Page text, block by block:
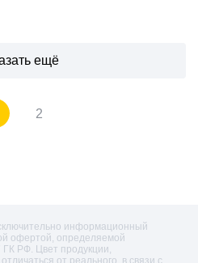
ещё
2
информационный
офертой, определяемой
ГК РФ. Цвет продукции,
от реального, в связи с